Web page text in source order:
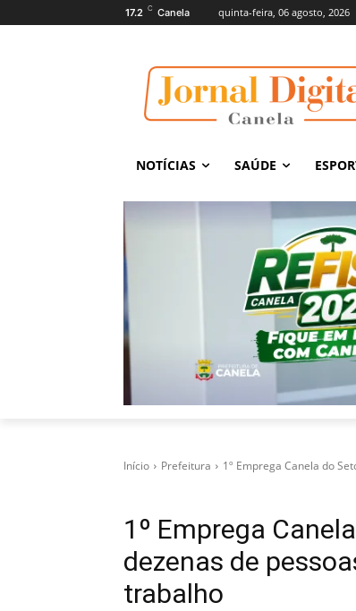
17.2 C Canela quinta-feira, 06 agosto, 2026
NOTÍCIAS SAÚDE
Início Prefeitura 1º Emprega Canela do
1º Emprega
dezenas de
trabalho